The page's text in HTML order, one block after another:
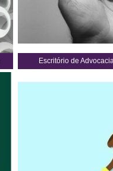
Escritório de